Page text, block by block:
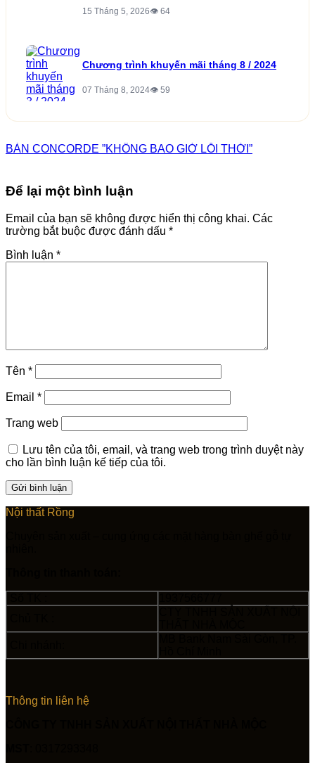
15 Tháng 5, 2026👁 64
Chương trình khuyến mãi tháng 8 / 2024
07 Tháng 8, 2024👁 59
BÀN CONCORDE ”KHÔNG BAO GIỜ LỖI THỜI”
Để lại một bình luận
Email của bạn sẽ không được hiển thị công khai. Các
trường bắt buộc được đánh dấu *
Bình luận *
Tên *
Email *
Trang web
Lưu tên của tôi, email, và trang web trong trình duyệt này
cho lần bình luận kế tiếp của tôi.
Nội thất Rồng
Thông tin liên hệ